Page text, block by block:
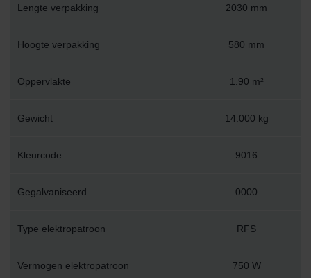
Lengte verpakking 2030 mm
Hoogte verpakking 580 mm
Oppervlakte 1.90 m²
Gewicht 14.000 kg
Kleurcode 9016
Gegalvaniseerd 0000
Type elektropatroon RFS
Vermogen elektropatroon 750 W